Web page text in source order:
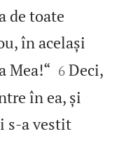
de toate
în același
Mea!“ 

6 Deci,
în ea, și
s‑a vestit